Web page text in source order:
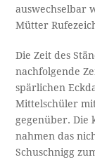
auswechselbar
Mütter
Die Zeit des
nachfolgende
spärlichen
Mittelschüler
gegenüber. Die
nahmen das
Schuschnigg